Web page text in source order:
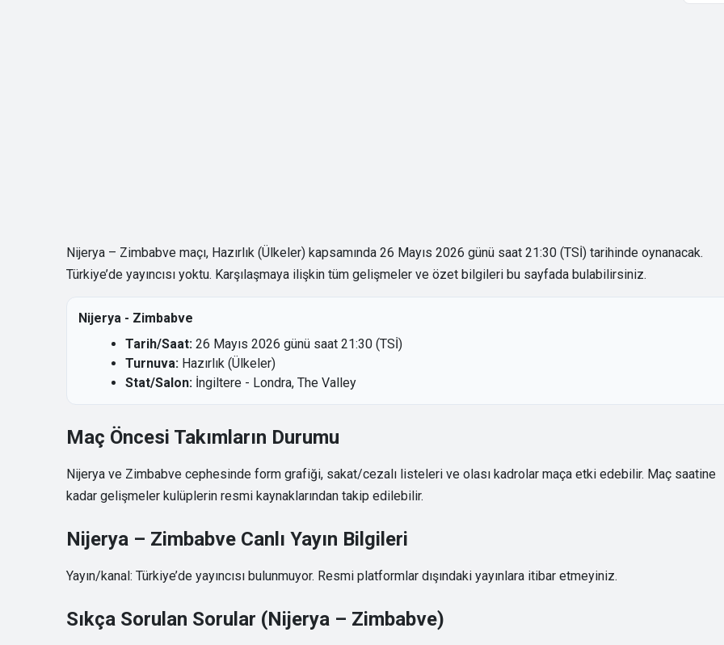
Nijerya – Zimbabve maçı, Hazırlık (Ülkeler) kapsamında 26 Mayıs 2026 günü saat 21:30 (TSİ) tarihinde oynanacak.
Türkiye’de yayıncısı yoktu. Karşılaşmaya ilişkin tüm gelişmeler ve özet bilgileri bu sayfada bulabilirsiniz.
Nijerya - Zimbabve
Tarih/Saat: 26 Mayıs 2026 günü saat 21:30 (TSİ)
Turnuva: Hazırlık (Ülkeler)
Stat/Salon: İngiltere - Londra, The Valley
Maç Öncesi Takımların Durumu
Nijerya ve Zimbabve cephesinde form grafiği, sakat/cezalı listeleri ve olası kadrolar maça etki edebilir. Maç saatine
kadar gelişmeler kulüplerin resmi kaynaklarından takip edilebilir.
Nijerya – Zimbabve Canlı Yayın Bilgileri
Yayın/kanal: Türkiye’de yayıncısı bulunmuyor. Resmi platformlar dışındaki yayınlara itibar etmeyiniz.
Sıkça Sorulan Sorular (Nijerya – Zimbabve)